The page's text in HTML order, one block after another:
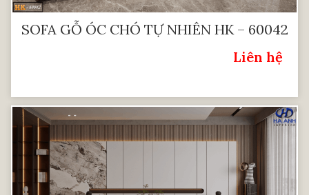
SOFA GỖ ÓC CHÓ TỰ NHIÊN HK – 60042
Liên hệ